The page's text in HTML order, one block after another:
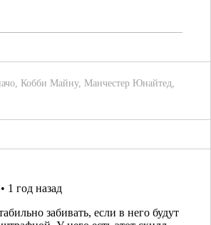
, Кобби Майну, Манчестер Юнайтед,